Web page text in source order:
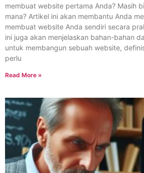
membuat website pertama Anda? Masih
mana? Artikel ini akan membantu Anda
membuat website Anda sendiri secara
ini juga akan menjelaskan bahan-bahan
untuk membangun sebuah website,
perlu
Read More »